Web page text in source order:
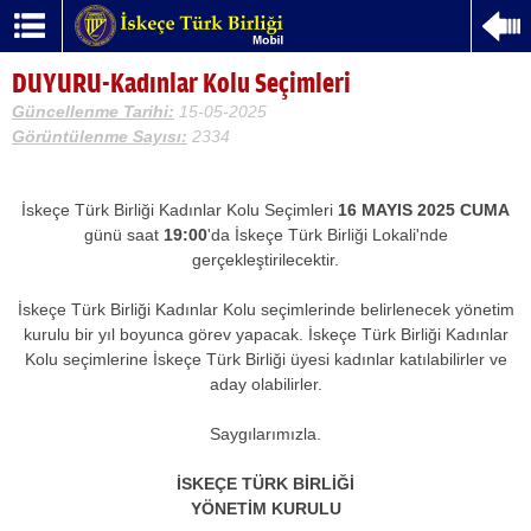
DUYURU-Kadınlar Kolu Seçimleri
Güncellenme Tarihi: 15-05-2025
Görüntülenme Sayısı: 2334
İskeçe Türk Birliği Kadınlar Kolu Seçimleri 16 MAYIS 2025 CUMA
günü saat 19:00'da İskeçe Türk Birliği Lokali'nde
gerçekleştirilecektir.
İskeçe Türk Birliği Kadınlar Kolu seçimlerinde belirlenecek yönetim
kurulu bir yıl boyunca görev yapacak. İskeçe Türk Birliği Kadınlar
Kolu seçimlerine İskeçe Türk Βirliği üyesi kadınlar katılabilirler ve
aday olabilirler.
Saygılarımızla.
İSKEÇE TÜRK BİRLİĞİ
YÖNETİM KURULU